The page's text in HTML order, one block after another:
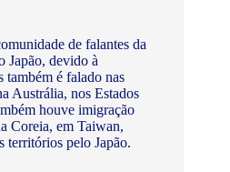
de falantes da
Japão, devido à
também é falado nas
Austrália, nos Estados
houve imigração
Coreia, em Taiwan,
territórios pelo Japão.